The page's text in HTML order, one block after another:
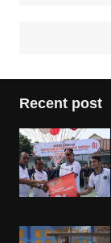
Recent post